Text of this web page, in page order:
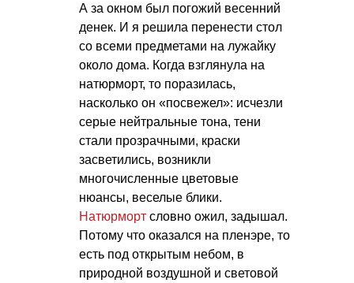
А за окном был погожий весенний
денек. И я решила перенести стол
со всеми предметами на лужайку
около дома. Когда взглянула на
натюрморт, то поразилась,
насколько он «посвежел»: исчезли
серые нейтральные тона, тени
стали прозрачными, краски
засветились, возникли
многочисленные цветовые
нюансы, веселые блики.
Натюрморт словно ожил, задышал.
Потому что оказался на пленэре, то
есть под открытым небом, в
природной воздушной и световой